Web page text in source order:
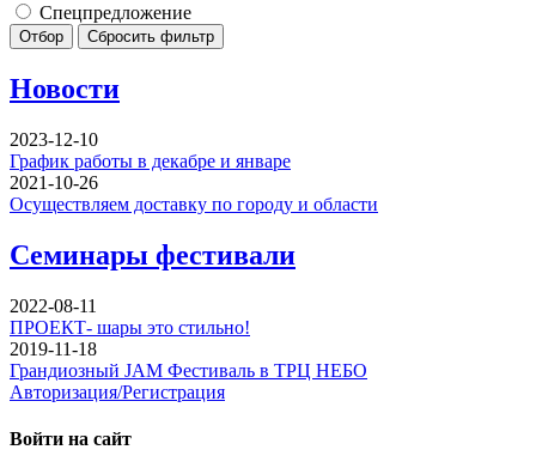
Спецпредложение
Отбор Сбросить фильтр
Новости
2023-12-10
График работы в декабре и январе
2021-10-26
Осуществляем доставку по городу и области
Семинары фестивали
2022-08-11
ПРОЕКТ- шары это стильно!
2019-11-18
Грандиозный JAM Фестиваль в ТРЦ НЕБО
Авторизация/Регистрация
Войти на сайт